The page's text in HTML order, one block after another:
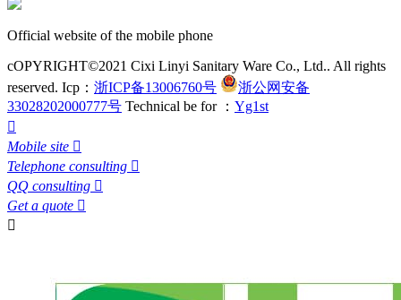
Official website of the mobile phone
cOPYRIGHT©2021 Cixi Linyi Sanitary Ware Co., Ltd.. All rights
reserved. Icp： 浙ICP备13006760号
浙公网安备
33028202000777号 Technical be for ： Yg1st

Mobile site 
Telephone consulting 
QQ consulting 
Get a quote 
